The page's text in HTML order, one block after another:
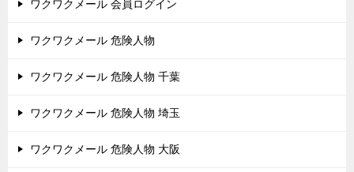
ワクワクメール 会員ログイン
ワクワクメール 危険人物
ワクワクメール 危険人物 千葉
ワクワクメール 危険人物 埼玉
ワクワクメール 危険人物 大阪